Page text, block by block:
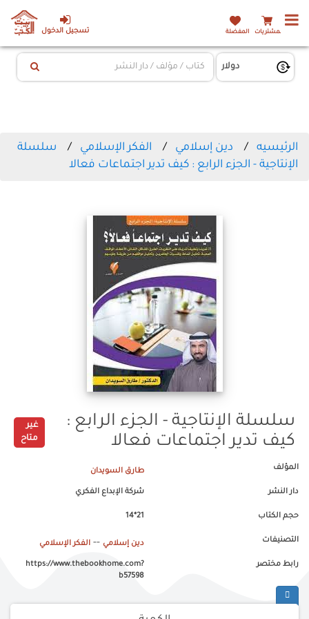
تسجيل الدخول المشتريات المفضلة
الرئيسيه دين إسلامي الفكر الإسلامي
سلسلة
الإنتاجية - الجزء الرابع : كيف تدير اجتماعات فعالا
سلسلة الإنتاجية - الجزء الرابع :
كيف تدير اجتماعات فعالا
غير
متاح
المؤلف طارق السويدان
دار النشر شركة الإبداع الفكري
حجم الكتاب 21*14
التصنيفات دين إسلامي -- الفكر الإسلامي
رابط مختصر
https://www.thebookhome.com?
b57598